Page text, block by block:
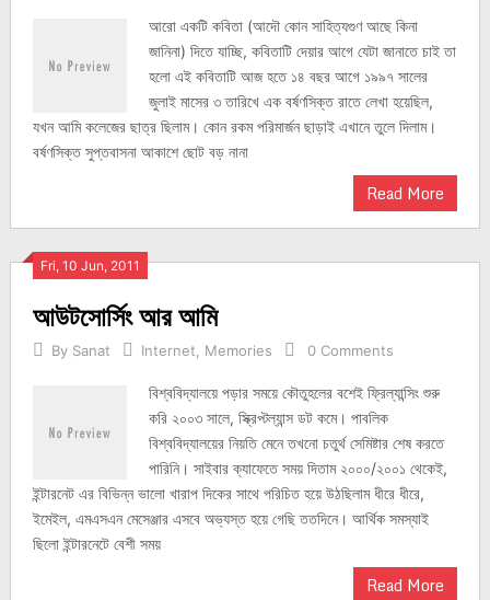
আরো একটি কবিতা (আদৌ কোন সাহিত্যগুণ আছে কিনা
জানিনা) দিতে যাচ্ছি, কবিতাটি দেয়ার আগে যেটা জানাতে চাই তা
হলো এই কবিতাটি আজ হতে ১৪ বছর আগে ১৯৯৭ সালের
জুলাই মাসের ৩ তারিখে এক বর্ষণসিক্ত রাতে লেখা হয়েছিল,
যখন আমি কলেজের ছাত্র ছিলাম। কোন রকম পরিমার্জন ছাড়াই এখানে তুলে দিলাম।
বর্ষণসিক্ত সুপ্তবাসনা আকাশে ছোট বড় নানা
Read More
Fri, 10 Jun, 2011
আউটসোর্সিং আর আমি
By Sanat Internet Memories 0 Comments
বিশ্ববিদ্যালয়ে পড়ার সময়ে কৌতুহলের বশেই ফ্রিল্যান্সিং শুরু
করি ২০০৩ সালে, স্ক্রিপ্টল্যান্স ডট কমে। পাবলিক
বিশ্ববিদ্যালয়ের নিয়তি মেনে তখনো চতুর্থ সেমিষ্টার শেষ করতে
পারিনি। সাইবার ক্যাফেতে সময় দিতাম ২০০০/২০০১ থেকেই,
ইন্টারনেট এর বিভিন্ন ভালো খারাপ দিকের সাথে পরিচিত হয়ে উঠছিলাম ধীরে ধীরে,
ইমেইল, এমএসএন মেসেঞ্জার এসবে অভ্যস্ত হয়ে গেছি ততদিনে। আর্থিক সমস্যাই
ছিলো ইন্টারনেটে বেশী সময়
Read More